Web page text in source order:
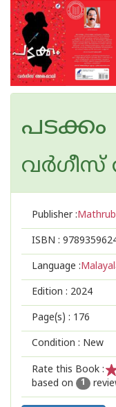
പടക്കം
വര്‍ഗീസ്
Publisher :
ISBN :
Language :
Edition : 2024
Page(s) : 176
Condition : New
Rate this Book :
1
based on
1